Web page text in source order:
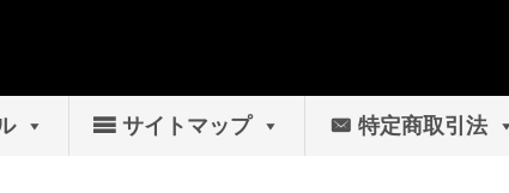
サイトマップ 特定商取引法